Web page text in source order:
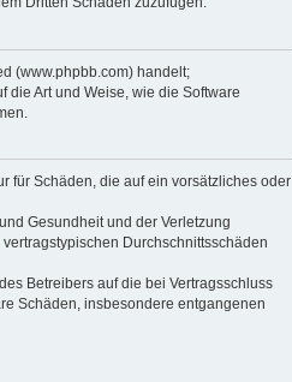
(www.phpbb.com) handelt;
Art und Weise, wie die Software
für Schäden, die auf ein vorsätzliches oder
Gesundheit und der Verletzung
Durchschnittsschäden
Betreibers auf die bei Vertragsschluss
Schäden, insbesondere entgangenen